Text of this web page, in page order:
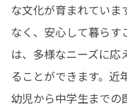
な文化が育まれていま
なく、安心して暮らす
は、多様なニーズに応
ることができます。近
幼児から中学生まで